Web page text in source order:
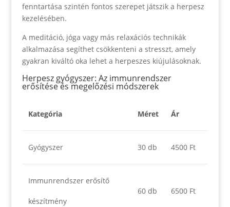
fenntartása szintén fontos szerepet játszik a herpesz
kezelésében.
A meditáció, jóga vagy más relaxációs technikák
alkalmazása segíthet csökkenteni a stresszt, amely
gyakran kiváltó oka lehet a herpeszes kiújulásoknak.
Herpesz gyógyszer: Az immunrendszer
erősítése és megelőzési módszerek
Kategória Méret Ár
Gyógyszer 30 db 4500 Ft
Immunrendszer erősítő
készítmény
60 db 6500 Ft